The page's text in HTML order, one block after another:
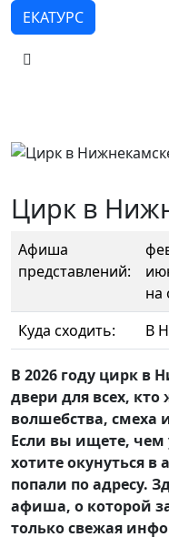
ЕКАТУРС
Цирк в
Афиша
представлений:
на
Куда сходить:
В
В 2026 году цирк в
двери для всех,
волшебства,
Если вы ищете, чем
хотите окунуться в
попали по адресу.
афиша, о которой
только свежая